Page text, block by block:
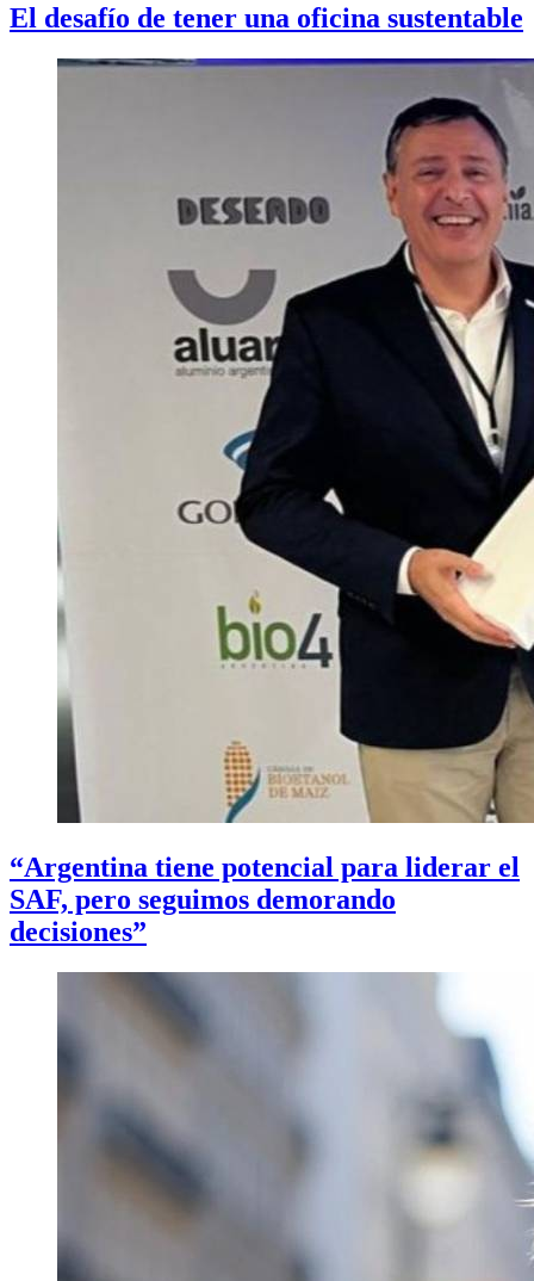
El desafío de tener una oficina sustentable
“Argentina tiene potencial para liderar el
SAF, pero seguimos demorando
decisiones”